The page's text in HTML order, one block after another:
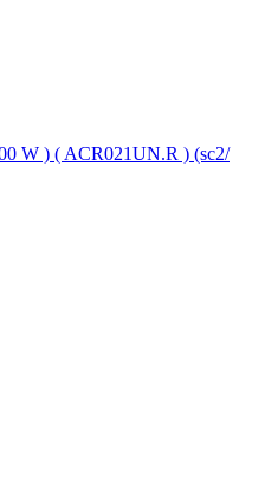
W ) ( ACR021UN.R ) (sc2/